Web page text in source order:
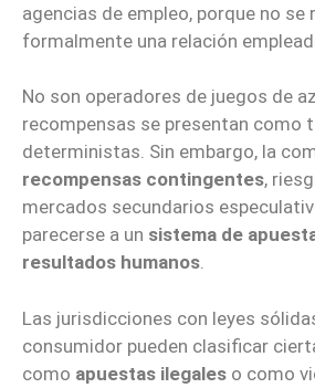
agencias de empleo, porque no se
formalmente una relación
No son operadores de juegos de
recompensas se presentan como
deterministas. Sin embargo, la
recompensas contingentes,
mercados secundarios
parecerse a un sistema de
resultados humanos.
Las jurisdicciones con leyes
consumidor pueden clasificar
como apuestas ilegales o como